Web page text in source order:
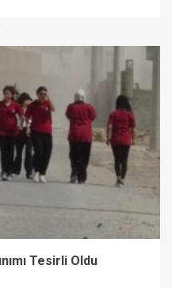
Tesirli Oldu